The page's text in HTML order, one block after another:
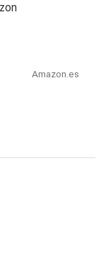
Amazon.es